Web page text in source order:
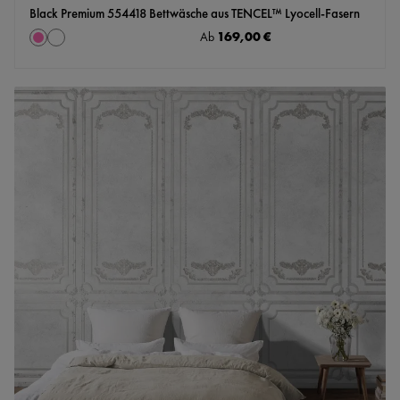
Black Premium 554418 Bettwäsche aus TENCEL™ Lyocell-Fasern
Farbeauswählen
buntweiss
Regulärer Preis:
Ab 169,00 €